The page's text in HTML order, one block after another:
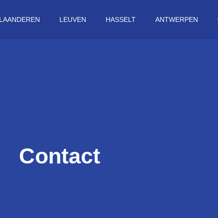
LEUVEN HASSELT ANTWERPEN
Contact